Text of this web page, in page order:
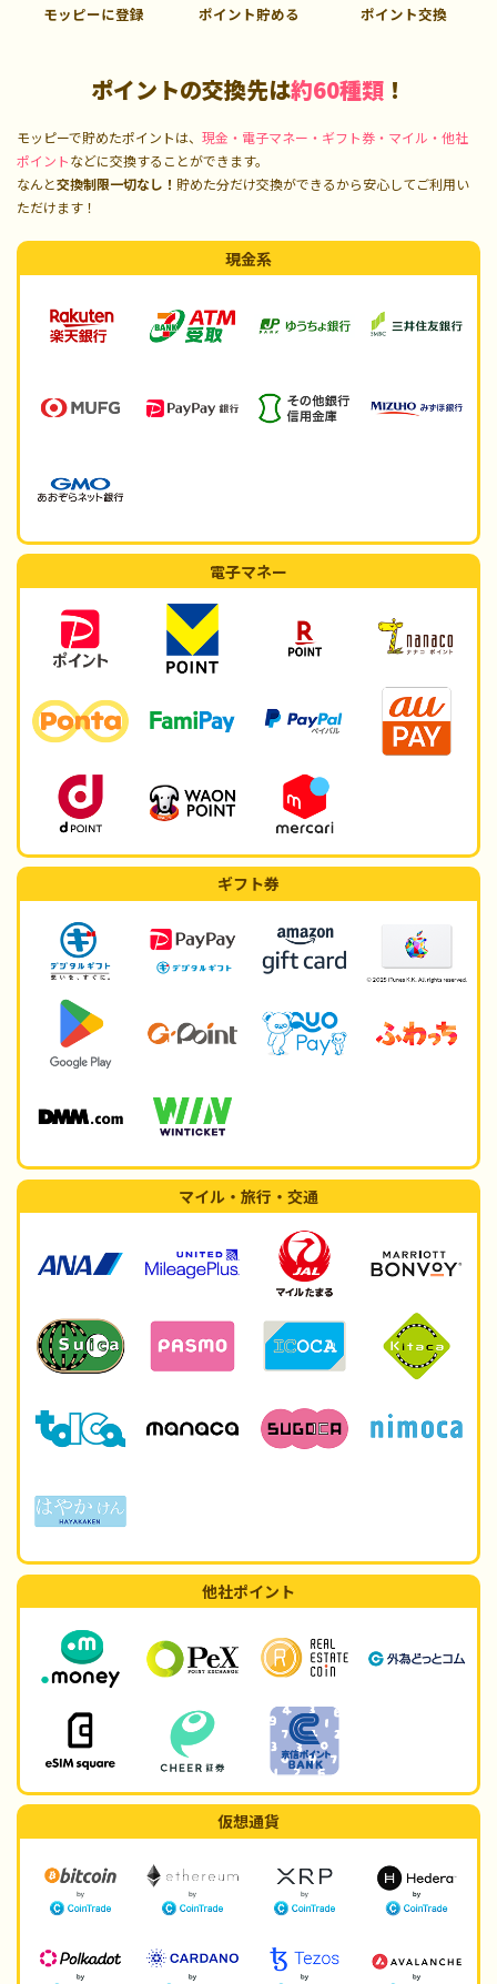
モッピーに登録 ポイント貯める ポイント交換
ポイントの交換先は約60種類 ！
モッピーで貯めたポイントは、 現金・電子マネー・ギフト券・マイル・他社
ポイントなどに交換することができます。
なんと交換制限一切なし！ 貯めた分だけ交換ができるから安心してご利用い
ただけます！
現金系
電子マネー
ギフト券
マイル・旅行・交通
他社ポイント
仮想通貨